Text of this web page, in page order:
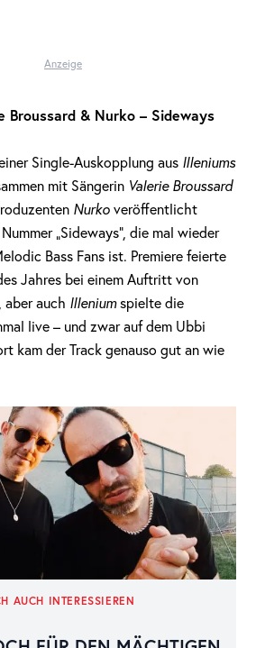
Anzeige
Broussard & Nurko – Sideways
Single-Auskopplung aus Illeniums
mit Sängerin Valerie Broussard
Nurko veröffentlicht
„Sideways“, die mal wieder
Bass Fans ist. Premiere feierte
Jahres bei einem Auftritt von
aber auch Illeniumspielte die
live – und zwar auf dem Ubbi
kam der Track genauso gut an wie
AUCH INTERESSIEREN